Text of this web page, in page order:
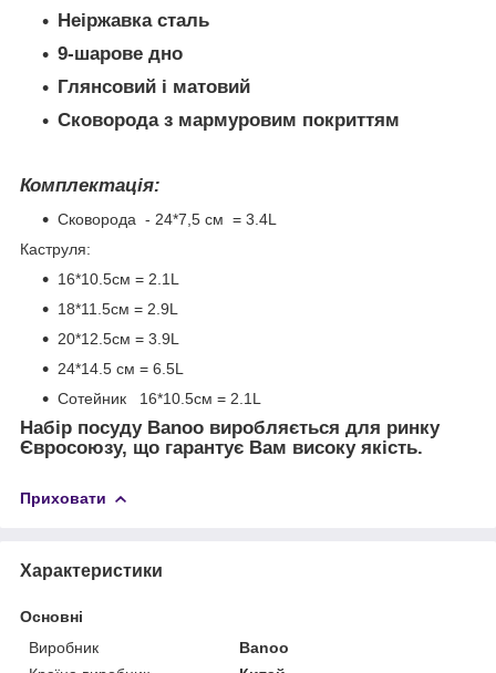
Неіржавка сталь
9-шарове дно
Глянсовий і матовий
Сковорода з мармуровим покриттям
Комплектація:
Сковорода - 24*7,5 см = 3.4L
Каструля:
16*10.5см = 2.1L
18*11.5см = 2.9L
20*12.5см = 3.9L
24*14.5 см = 6.5L
Сотейник 16*10.5см = 2.1L
Набір посуду Banoo виробляється для ринку
Євросоюзу, що гарантує Вам високу якість.
Приховати
Характеристики
Основні
Виробник
Banoo